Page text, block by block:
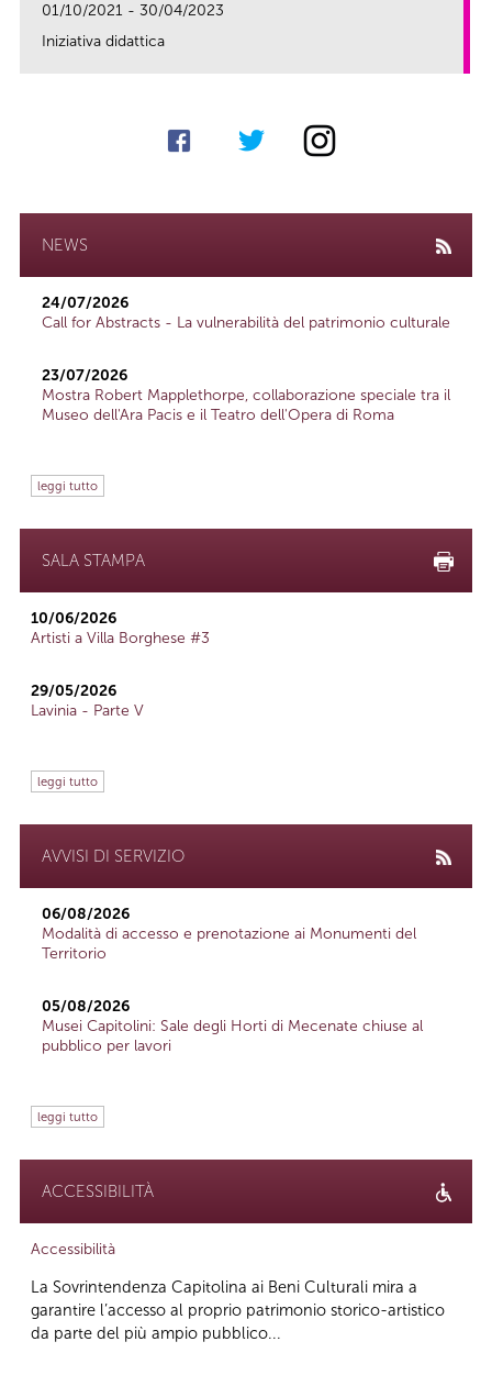
01/10/2021 - 30/04/2023
Iniziativa didattica
NEWS
24/07/2026
Call for Abstracts - La vulnerabilità del patrimonio culturale
23/07/2026
Mostra Robert Mapplethorpe, collaborazione speciale tra il
Museo dell'Ara Pacis e il Teatro dell'Opera di Roma
leggi tutto
SALA STAMPA
10/06/2026
Artisti a Villa Borghese #3
29/05/2026
Lavinia - Parte V
leggi tutto
AVVISI DI SERVIZIO
06/08/2026
Modalità di accesso e prenotazione ai Monumenti del
Territorio
05/08/2026
Musei Capitolini: Sale degli Horti di Mecenate chiuse al
pubblico per lavori
leggi tutto
ACCESSIBILITÀ
Accessibilità
La Sovrintendenza Capitolina ai Beni Culturali mira a
garantire l’accesso al proprio patrimonio storico-artistico
da parte del più ampio pubblico...